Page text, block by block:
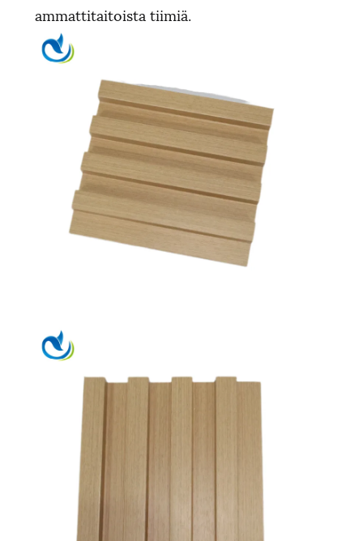
ammattitaitoista tiimiä.